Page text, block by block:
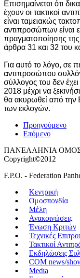
Επισημαίνεται ότι
έχουν οι τακτικοί
είναι ταμειακώς
αντιπροσώπων είναι
πραγματοποίησης
άρθρα 31 και 32 του
Για αυτό το λόγο, σε
αντιπροσώπου
σύλλογος του δεν
2018 μέχρι να
θα ακυρωθεί από την
των εκλογών.
Προηγούμενο
Επόμενο
ΠΑΝΕΛΛΗΝΙΑ
Copyright©2012
F.P.O. - Federation
Κεντρική
Ομοσπονδία
Μέλη
Ανακοινώσεις
Ένωση Κριτών
Τεχνικές
Τακτικοί
Εκδηλώσεις
COM news/
Medιa